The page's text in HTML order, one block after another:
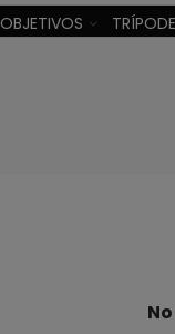
OBJETIVOS